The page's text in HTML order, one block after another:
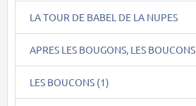
LA TOUR DE BABEL DE LA NUPES
APRES LES BOUGONS, LES BOUCONS
LES BOUCONS (1)